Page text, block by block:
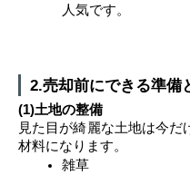
人気です。
2.売却前にできる準備
(1)土地の整備
見た目が綺麗な土地は今
材料になります。
雑草